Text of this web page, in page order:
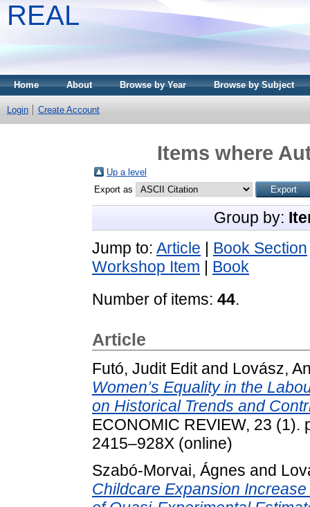
REAL
Home About Browse by Year Browse by Subject
Login Create Account
Items where
Up a level
Export as
Group by:
Jump to: Article | Book Section
Workshop Item | Book
Number of items: 44.
Article
Futó, Judit Editand Lovász,
Women’s Equality in the
on Historical Trends and
ECONOMIC REVIEW, 23 (1).
2415–928X (online)
Szabó-Morvai, Ágnes and
Childcare Expansion